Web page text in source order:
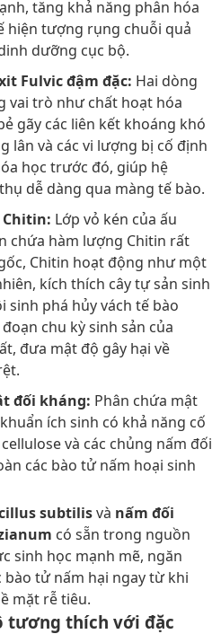
tăng khả năng phân hóa
hiện tượng rụng chuỗi quả
dưỡng cục bộ.
Fulvic đậm đặc: Hai dòng
vai trò như chất hoạt hóa
gãy các liên kết khoáng khó
lân và các vi lượng bị cố định
học trước đó, giúp hệ
dễ dàng qua màng tế bào.
Lớp vỏ kén của ấu
chứa hàm lượng Chitin rất
Chitin hoạt động như một
kích thích cây tự sản sinh
sinh phá hủy vách tế bào
chu kỳ sinh sản của
đưa mật độ gây hại về
đối kháng: Phân chứa mật
ích sinh có khả năng cố
và các chủng nấm đối
các bào tử nấm hoại sinh
subtilisvà nấm đối
có sẵn trong nguồn
sinh học mạnh mẽ, ngăn
bào tử nấm hại ngay từ khi
mặt rễ tiêu.
tương thích với đặc